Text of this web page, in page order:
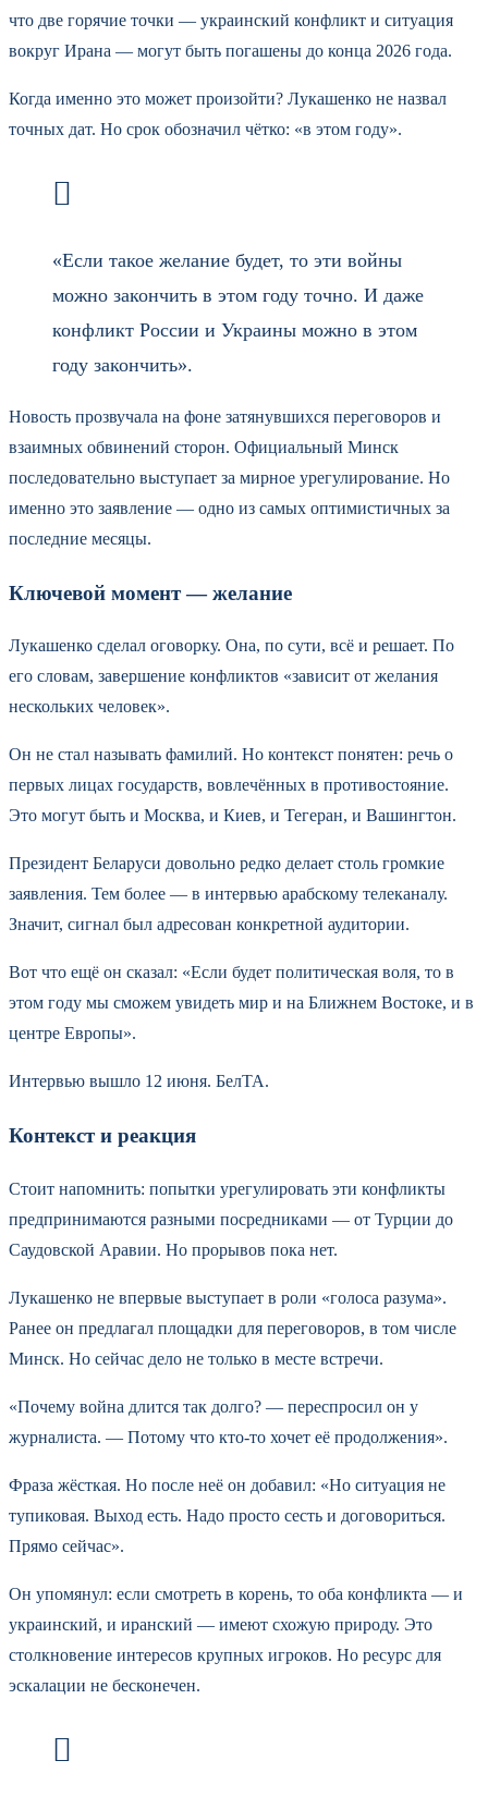
что две горячие точки — украинский конфликт и ситуация
вокруг Ирана — могут быть погашены до конца 2026 года.
Когда именно это может произойти? Лукашенко не назвал
точных дат. Но срок обозначил чётко: «в этом году».
«Если такое желание будет, то эти войны
можно закончить в этом году точно. И даже
конфликт России и Украины можно в этом
году закончить».
Новость прозвучала на фоне затянувшихся переговоров и
взаимных обвинений сторон. Официальный Минск
последовательно выступает за мирное урегулирование. Но
именно это заявление — одно из самых оптимистичных за
последние месяцы.
Ключевой момент — желание
Лукашенко сделал оговорку. Она, по сути, всё и решает. По
его словам, завершение конфликтов «зависит от желания
нескольких человек».
Он не стал называть фамилий. Но контекст понятен: речь о
первых лицах государств, вовлечённых в противостояние.
Это могут быть и Москва, и Киев, и Тегеран, и Вашингтон.
Президент Беларуси довольно редко делает столь громкие
заявления. Тем более — в интервью арабскому телеканалу.
Значит, сигнал был адресован конкретной аудитории.
Вот что ещё он сказал: «Если будет политическая воля, то в
этом году мы сможем увидеть мир и на Ближнем Востоке, и в
центре Европы».
Интервью вышло 12 июня. БелТА.
Контекст и реакция
Стоит напомнить: попытки урегулировать эти конфликты
предпринимаются разными посредниками — от Турции до
Саудовской Аравии. Но прорывов пока нет.
Лукашенко не впервые выступает в роли «голоса разума».
Ранее он предлагал площадки для переговоров, в том числе
Минск. Но сейчас дело не только в месте встречи.
«Почему война длится так долго? — переспросил он у
журналиста. — Потому что кто-то хочет её продолжения».
Фраза жёсткая. Но после неё он добавил: «Но ситуация не
тупиковая. Выход есть. Надо просто сесть и договориться.
Прямо сейчас».
Он упомянул: если смотреть в корень, то оба конфликта — и
украинский, и иранский — имеют схожую природу. Это
столкновение интересов крупных игроков. Но ресурс для
эскалации не бесконечен.